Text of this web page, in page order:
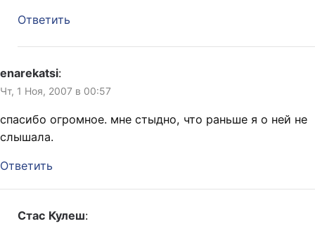
Ответить
enarekatsi:
Чт, 1 Ноя, 2007 в 00:57
спасибо огромное. мне стыдно, что раньше я о ней не
слышала.
Ответить
Стас Кулеш: